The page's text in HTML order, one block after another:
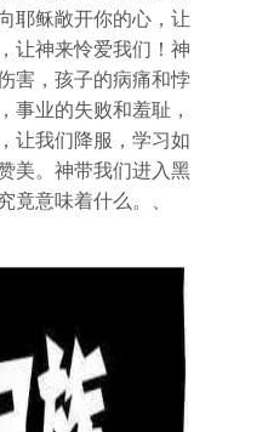
耶稣敞开你的心，让
让神来怜爱我们！神
害，孩子的病痛和悖
事业的失败和羞耻，
让我们降服，学习如
美。神带我们进入黑
竟意味着什么。、